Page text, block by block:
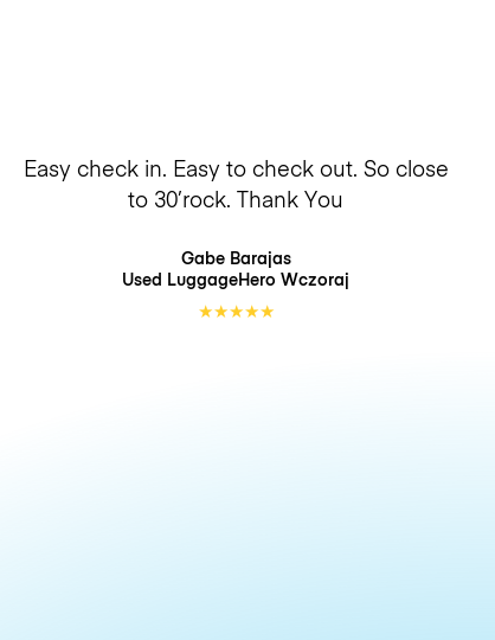
Easy check in. Easy to check out. So close
to 30’rock. Thank You
Gabe Barajas
Used LuggageHero Wczoraj
★★★★★